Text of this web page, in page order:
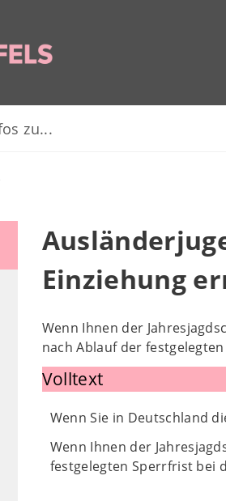
Einziehung
Wenn Ihnen der
nach Ablauf der
Volltext
Wenn Sie in Deutschland
Wenn Ihnen der
festgelegten Sperrfrist bei